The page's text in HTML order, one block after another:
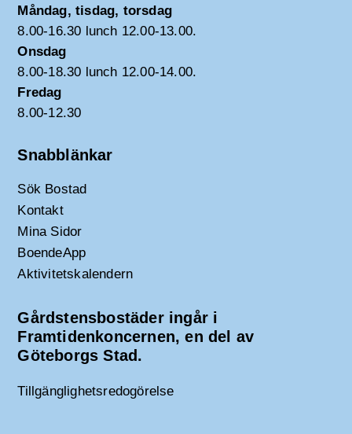
Måndag, tisdag, torsdag
8.00-16.30 lunch 12.00-13.00.
Onsdag
8.00-18.30 lunch 12.00-14.00.
Fredag
8.00-12.30
Snabblänkar
Sök Bostad
Kontakt
Mina Sidor
BoendeApp
Aktivitetskalendern
Gårdstensbostäder ingår i
Framtidenkoncernen, en del av
Göteborgs Stad.
Tillgänglighetsredogörelse